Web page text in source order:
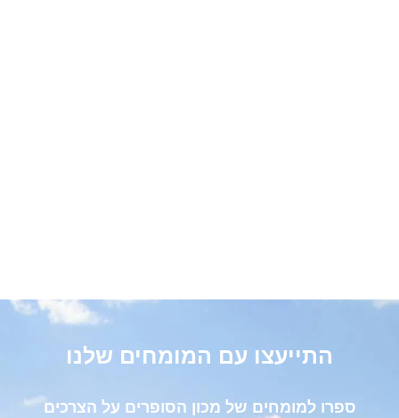
התייעצו עם המומחים שלנו
ספרו למומחים של מכון הסופרים על הצרכים